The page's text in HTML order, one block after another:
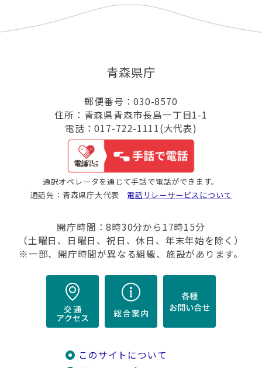
青森県庁
郵便番号：030-8570
住所：青森県青森市長島一丁目1-1
電話：017-722-1111(大代表)
通訳オペレータを通じて手話で電話ができます。
通話先：青森県庁大代表 電話リレーサービスについて
開庁時間：8時30分から17時15分
（土曜日、日曜日、祝日、休日、年末年始を除く）
※一部、開庁時間が異なる組織、施設があります。
このサイトについて